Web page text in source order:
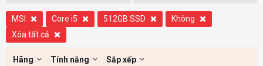
MSI Core i5 512GB SSD
Không
Xóa tất cả
Hãng Tính năng Sắp xếp